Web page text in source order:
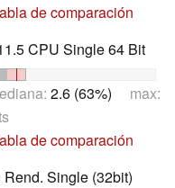
de comparación
CPU Single 64 Bit
2.6 (63%) max:
de comparación
Single (32bit)